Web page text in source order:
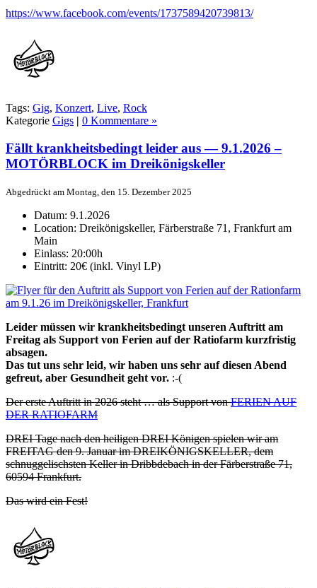
https://www.facebook.com/events/1737589420739813/
Tags: Gig, Konzert, Live, Rock
Kategorie Gigs | 0 Kommentare »
Fällt krankheitsbedingt leider aus — 9.1.2026 –
MOTÖRBLOCK im Dreikönigskeller
Abgedrückt am Montag, den 15. Dezember 2025
Datum: 9.1.2026
Location: Dreikönigskeller, Färberstraße 71, Frankfurt am
Main
Einlass: 20:00h
Eintritt: 20€ (inkl. Vinyl LP)
Leider müssen wir krankheitsbedingt unseren Auftritt am
Freitag als Support von Ferien auf der Ratiofarm kurzfristig
absagen.
Das tut uns sehr leid, wir haben uns sehr auf diesen Abend
gefreut, aber Gesundheit geht vor. :-(
Der erste Auftritt in 2026 steht … als Support vonFERIEN AUF
DER RATIOFARM
DREI Tage nach den heiligen DREI Königen spielen wir am
FREITAG den 9. Januar im DREIKÖNIGSKELLER, dem
schnuggelischsten Keller in Dribbdebach in der Färberstraße 71,
60594 Frankfurt.
Das wird ein Fest!